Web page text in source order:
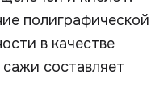
полиграфической
в качестве
составляет